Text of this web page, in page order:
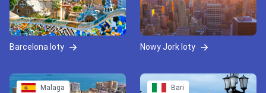
Barcelona loty Nowy Jork loty
Malaga Bari